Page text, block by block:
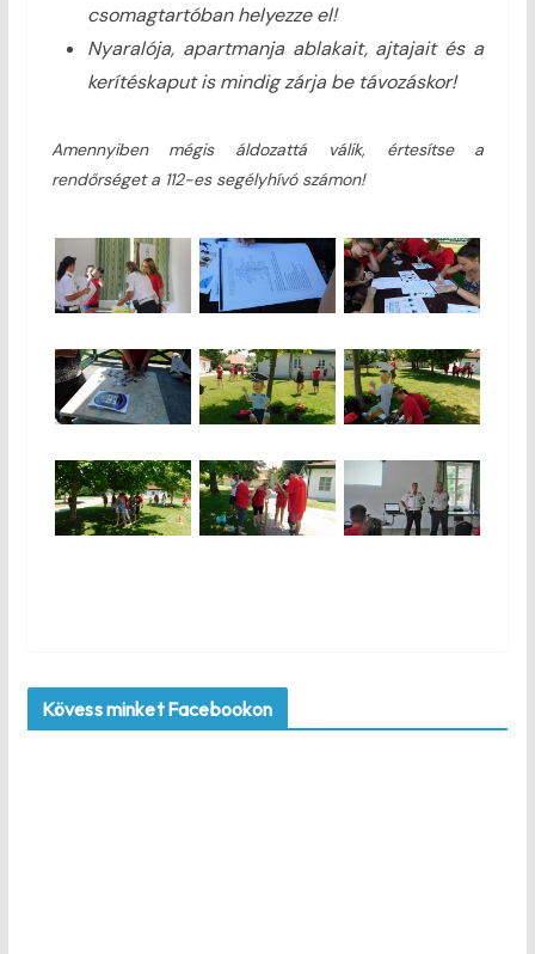
csomagtartóban helyezze el!
Nyaralója, apartmanja ablakait, ajtajait és a
kerítéskaput is mindig zárja be távozáskor!
Amennyiben mégis áldozattá válik, értesítse a
rendőrséget a 112-es segélyhívó számon!
Kövess minket Facebookon